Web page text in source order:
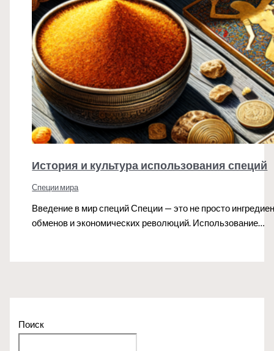
История и культура использования специй
Специи мира
Введение в мир специй Специи — это не просто
обменов и экономических революций. Использование…
Поиск